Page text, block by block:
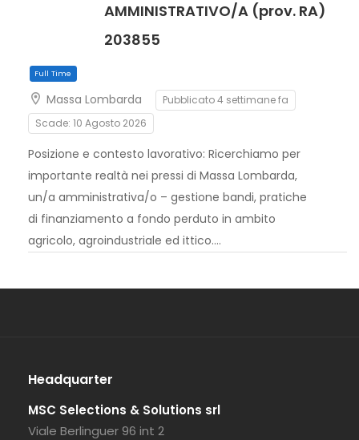
AMMINISTRATIVO/A (prov. RA)
203855
Full Time
Massa Lombarda
Pubblicato 4 settimane fa
Scade: 10 Agosto 2026
Posizione e contesto lavorativo: Ricerchiamo per
importante realtà nei pressi di Massa Lombarda,
un/a amministrativa/o – gestione bandi, pratiche
di finanziamento a fondo perduto in ambito
agricolo, agroindustriale ed ittico….
Headquarter
MSC Selections & Solutions srl
Viale Berlinguer 96 int 2